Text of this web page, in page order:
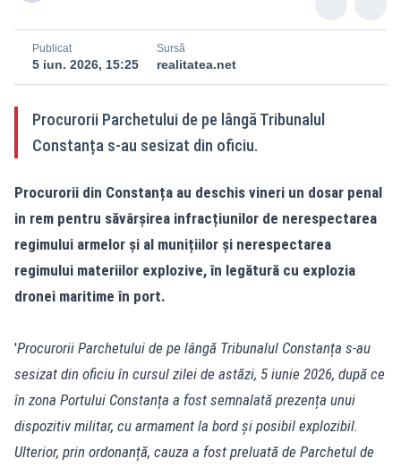
Publicat
5 iun. 2026, 15:25
Sursă
realitatea.net
Procurorii Parchetului de pe lângă Tribunalul
Constanța s-au sesizat din oficiu.
Procurorii din Constanța au deschis vineri un dosar penal
in rem pentru săvârșirea infracțiunilor de nerespectarea
regimului armelor și al munițiilor și nerespectarea
regimului materiilor explozive, în legătură cu explozia
dronei maritime în port.
'Procurorii Parchetului de pe lângă Tribunalul Constanța s-au
sesizat din oficiu în cursul zilei de astăzi, 5 iunie 2026, după ce
în zona Portului Constanța a fost semnalată prezența unui
dispozitiv militar, cu armament la bord și posibil explozibil.
Ulterior, prin ordonanță, cauza a fost preluată de Parchetul de